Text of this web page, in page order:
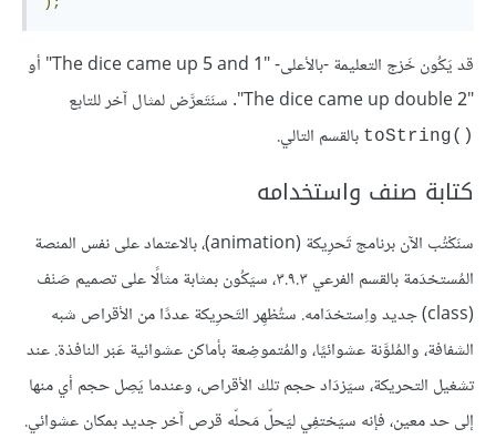
قد يَكُون خَرْج التعليمة -بالأعلى- "The dice came up 5 and 1" أو
"The dice came up double 2". سنَتَعرَّض لمثال آخر للتابع
toString()‎ بالقسم التالي.
كتابة صنف واستخدامه
سنَكْتُب الآن برنامج تَحرِيكة (animation)، بالاعتماد على نفس المنصة
المُستخدَمة بالقسم الفرعي ٣.٩.٣، سيَكُون بمثابة مثالًا على تصميم صَنْف
(class) جديد واِستخدَامه. ستُظهِر التَحرِيكة عددًا من الأقراص شبه
الشفافة، والمُلوَّنة عشوائيًا، والمُتموضِعة بأماكن عشوائية عَبْر النافذة. عند
تشغيل التحريكة، سيَزدَاد حجم تلك الأقراص، وعندما يَصِل حجم أي منها
إلى حد معين، فإنه سيَختفِي ليَحلّ مَحلّه قرص آخر جديد بمكان عشوائي.